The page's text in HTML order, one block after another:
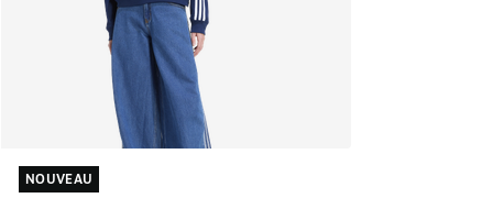
NOUVEAU
NOUVEAU